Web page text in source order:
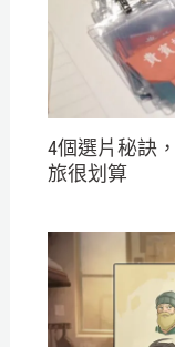
4個選片秘訣
旅很划算